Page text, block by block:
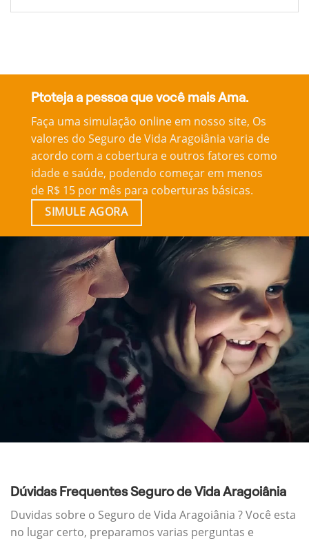
Ptoteja a pessoa que você mais Ama.
Faça uma simulação online em nosso site, Os
valores do Seguro de Vida Aragoiânia varia de
acordo com a cobertura e outros fatores como
idade e saúde, podendo começar em menos
de R$ 15 por mês para coberturas básicas.
SIMULE AGORA
Dúvidas Frequentes Seguro de Vida Aragoiânia
Duvidas sobre o Seguro de Vida Aragoiânia ? Você esta
no lugar certo, preparamos varias perguntas e